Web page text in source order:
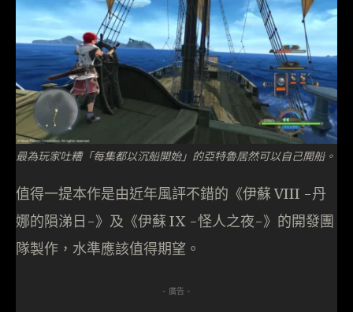
最為玩家吐糟「每集都以沉船開始」的亞特魯居然可以自己開船。
值得一提本作是由近年風評不錯的《伊蘇 VIII -丹
娜的隕涕日-》及《伊蘇 IX -怪人之夜-》的開發團
隊製作，水準應該值得期望。
- 廣告 -